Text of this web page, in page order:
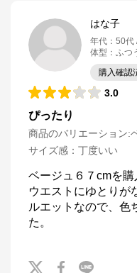
はな子
年代 ： 50代
体型 ： ふつ
購入確認
3.0
ぴったり
商品のバリエーション:
サイズ感 ： 丁度いい
ベージュ６７cmを購
ウエストにゆとりが
ルエットなので、色
た。